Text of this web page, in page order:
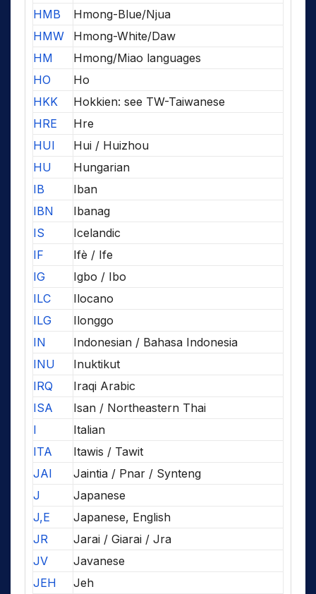
HMB
Hmong-Blue/Njua
HMW
Hmong-White/Daw
HM
Hmong/Miao languages
HO
Ho
HKK
Hokkien: see TW-Taiwanese
HRE
Hre
HUI
Hui / Huizhou
HU
Hungarian
IB
Iban
IBN
Ibanag
IS
Icelandic
IF
Ifè / Ife
IG
Igbo / Ibo
ILC
Ilocano
ILG
Ilonggo
IN
Indonesian / Bahasa Indonesia
INU
Inuktikut
IRQ
Iraqi Arabic
ISA
Isan / Northeastern Thai
I
Italian
ITA
Itawis / Tawit
JAI
Jaintia / Pnar / Synteng
J
Japanese
J,E
Japanese, English
JR
Jarai / Giarai / Jra
JV
Javanese
JEH
Jeh